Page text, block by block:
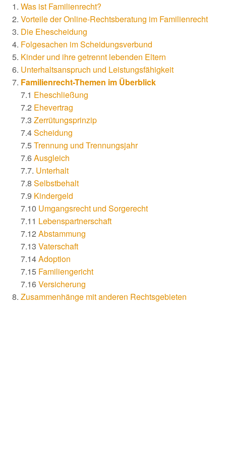
Was ist Familienrecht?
Vorteile der Online-Rechtsberatung im Familienrecht
Die Ehescheidung
Folgesachen im Scheidungsverbund
Kinder und ihre getrennt lebenden Eltern
Unterhaltsanspruch und Leistungsfähigkeit
Familienrecht-Themen im Überblick
7.1 Eheschließung
7.2 Ehevertrag
7.3 Zerrütungsprinzip
7.4Scheidung
7.5Trennung und Trennungsjahr
7.6Ausgleich
7.7. Unterhalt
7.8 Selbstbehalt
7.9 Kindergeld
7.10 Umgangsrecht und Sorgerecht
7.11 Lebenspartnerschaft
7.12 Abstammung
7.13 Vaterschaft
7.14Adoption
7.15 Familiengericht
7.16Versicherung
Zusammenhänge mit anderen Rechtsgebieten